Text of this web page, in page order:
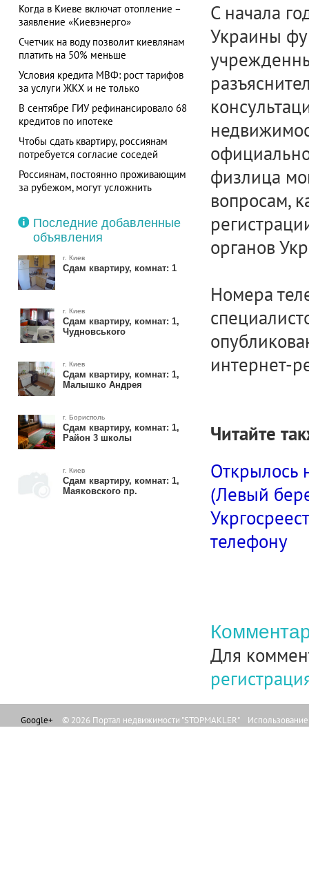
Когда в Киеве включат отопление –
заявление «Киевэнерго»
Счетчик на воду позволит киевлянам
платить на 50% меньше
Условия кредита МВФ: рост тарифов
за услуги ЖКХ и не только
В сентябре ГИУ рефинансировало 68
кредитов по ипотеке
Чтобы сдать квартиру, россиянам
потребуется согласие соседей
Россиянам, постоянно проживающим
за рубежом, могут усложнить
мнение эксперта
Последние добавленные
объявления
г. Киев
Сдам квартиру, комнат: 1
г. Киев
Сдам квартиру, комнат: 1,
Чудновського
г. Киев
Сдам квартиру, комнат: 1,
Малышко Андрея
г. Борисполь
Сдам квартиру, комнат: 1,
Район 3 школы
г. Киев
Сдам квартиру, комнат: 1,
Маяковского пр.
С начала
Украины
физлица
вопросам,
органов
Номера
интернет-
Читайте
Открылось
(Левый
телефону
Для
Google+ © 2026 Портал недвижимости "STOPMAKLER"